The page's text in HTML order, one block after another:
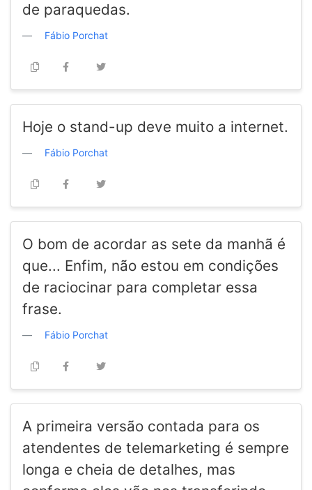
de paraquedas.
Fábio Porchat
Hoje o stand-up deve muito a internet.
Fábio Porchat
O bom de acordar as sete da manhã é
que... Enfim, não estou em condições
de raciocinar para completar essa
frase.
Fábio Porchat
A primeira versão contada para os
atendentes de telemarketing é sempre
longa e cheia de detalhes, mas